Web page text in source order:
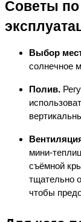
Советы
Выбор
солнечное
Полив.
мини-
съёмной
тщательно
чтобы